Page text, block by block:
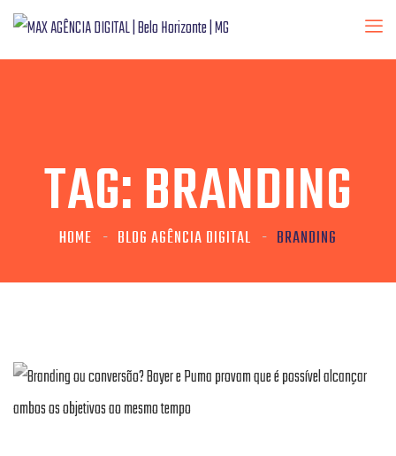
TAG:BRANDING
HOME BLOG AGÊNCIA DIGITAL BRANDING